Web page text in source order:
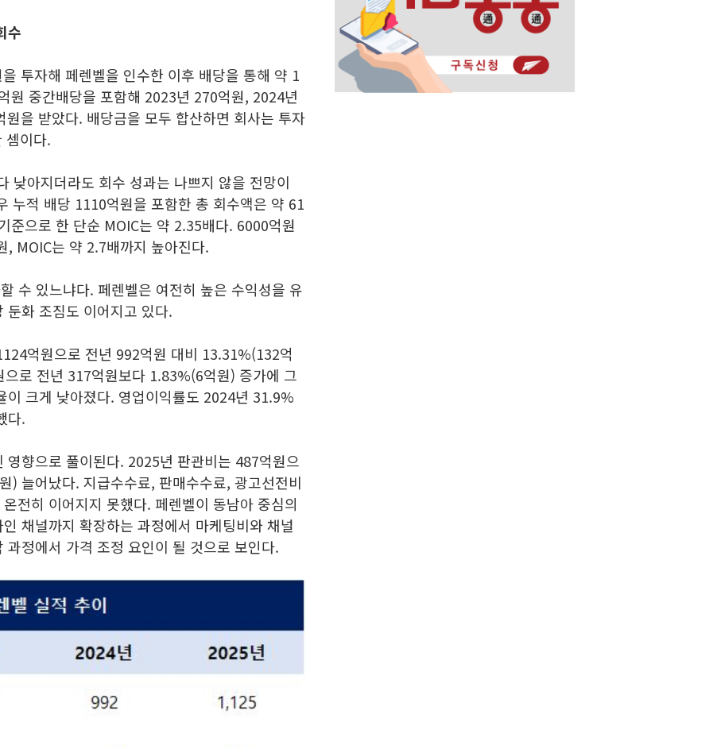
수
투자해 페렌벨을 인수한 이후 배당을 통해 약 1
원 중간배당을 포함해 2023년 270억원, 2024년
을 받았다. 배당금을 모두 합산하면 회사는 투자
셈이다.
낮아지더라도 회수 성과는 나쁘지 않을 전망이
누적 배당 1110억원을 포함한 총 회수액은 약 61
준으로 한 단순 MOIC는 약 2.35배다. 6000억원
, MOIC는 약 2.7배까지 높아진다.
수 있느냐다. 페렌벨은 여전히 높은 수익성을 유
화 조짐도 이어지고 있다.
억원으로 전년 992억원 대비 13.31%(132억
로 전년 317억원보다 1.83%(6억원) 증가에 그
이 크게 낮아졌다. 영업이익률도 2024년 31.9%
다.
영향으로 풀이된다. 2025년 판관비는 487억원으
) 늘어났다. 지급수수료, 판매수수료, 광고선전비
전히 이어지지 못했다. 페렌벨이 동남아 중심의
채널까지 확장하는 과정에서 마케팅비와 채널
정에서 가격 조정 요인이 될 것으로 보인다.